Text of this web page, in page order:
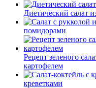
Диетический салат
помидорами
Рецепт зеленого
картофелем
креветками